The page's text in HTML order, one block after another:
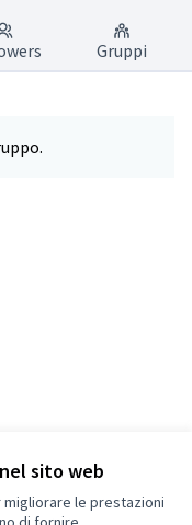
sito web
le prestazioni
Gruppi